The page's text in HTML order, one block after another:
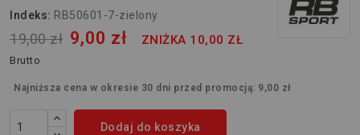
Indeks: RB50601-7-zielony
19,00 zł 9,00 zł ZNIŻKA 10,00 ZŁ
Brutto
Najniższa cena w okresie 30 dni przed promocją: 9,00 zł
Dodaj do koszyka